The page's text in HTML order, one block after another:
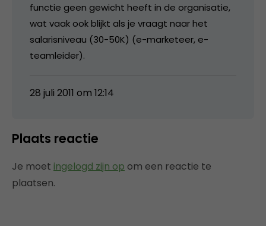
functie geen gewicht heeft in de organisatie,
wat vaak ook blijkt als je vraagt naar het
salarisniveau (30-50K) (e-marketeer, e-
teamleider).
28 juli 2011 om 12:14
Plaats reactie
Je moet ingelogd zijn op om een reactie te
plaatsen.